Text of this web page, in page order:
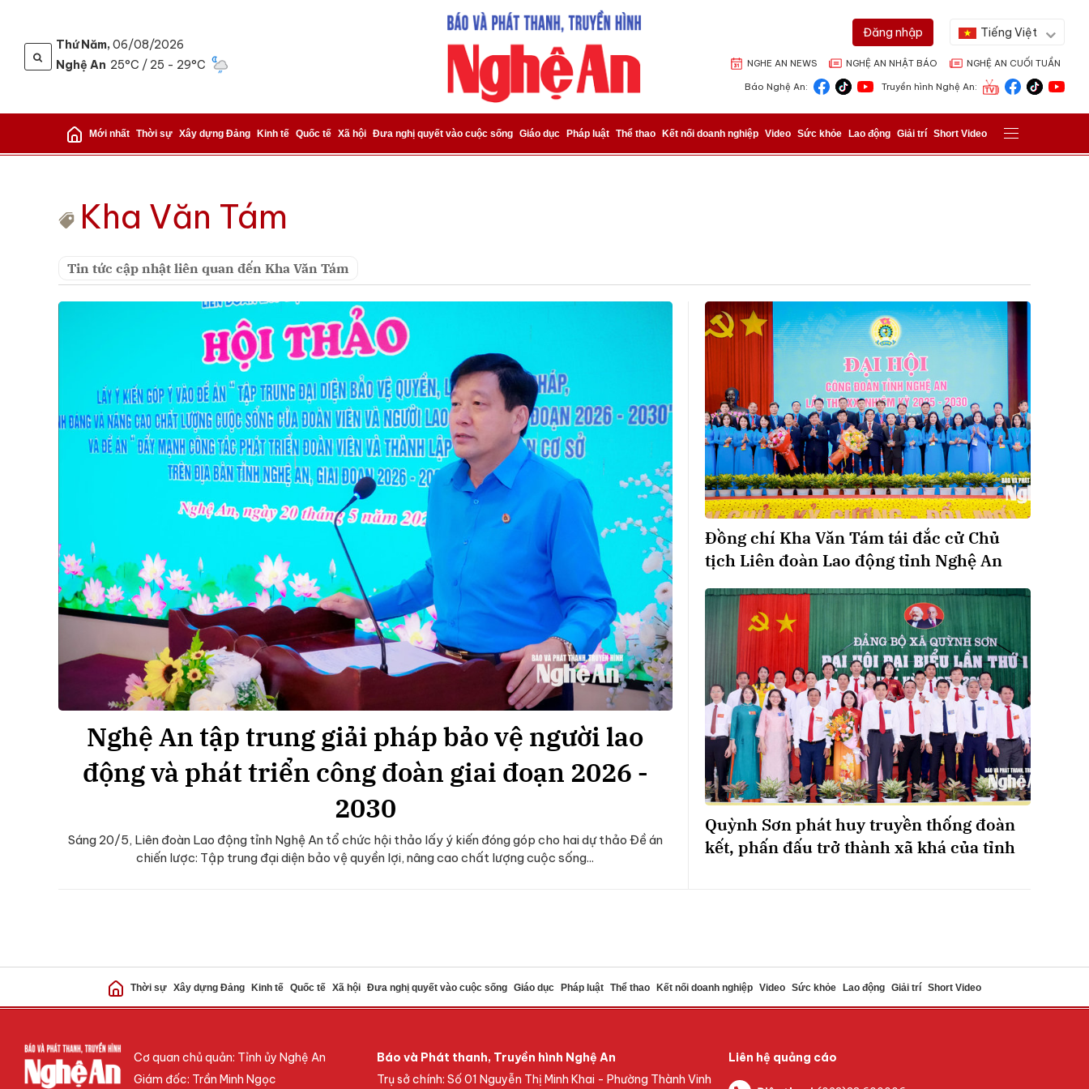
Thứ Năm, 06/08/2026
Nghệ An 25°C / 25 - 29°C
Đăng nhập Tiếng Việt
NGHE AN NEWS NGHỆ AN NHẬT BÁO NGHỆ AN CUỐI TUẦN
Báo Nghệ An: Truyền hình Nghệ An:
Mới nhất Thời sự Xây dựng Đảng Kinh tế Quốc tế Xã hội Đưa nghị quyết vào cuộc sống Giáo dục Pháp luật Thể thao Kết nối doanh nghiệp Video Sức khỏe Lao động Giải trí Short Video
Kha Văn Tám
Tin tức cập nhật liên quan đến Kha Văn Tám
Nghệ An tập trung giải pháp bảo vệ người lao
động và phát triển công đoàn giai đoạn 2026 -
2030
Sáng 20/5, Liên đoàn Lao động tỉnh Nghệ An tổ chức hội thảo lấy ý kiến đóng góp cho hai dự thảo Đề án
chiến lược: Tập trung đại diện bảo vệ quyền lợi, nâng cao chất lượng cuộc sống...
Đồng chí Kha Văn Tám tái đắc cử Chủ
tịch Liên đoàn Lao động tỉnh Nghệ An
Quỳnh Sơn phát huy truyền thống đoàn
kết, phấn đấu trở thành xã khá của tỉnh
Thời sự Xây dựng Đảng Kinh tế Quốc tế Xã hội Đưa nghị quyết vào cuộc sống Giáo dục Pháp luật Thể thao Kết nối doanh nghiệp Video Sức khỏe Lao động Giải trí Short Video
Cơ quan chủ quản: Tỉnh ủy Nghệ An
Giám đốc: Trần Minh Ngọc
Báo và Phát thanh, Truyền hình Nghệ An
Trụ sở chính: Số 01 Nguyễn Thị Minh Khai - Phường Thành Vinh
Liên hệ quảng cáo